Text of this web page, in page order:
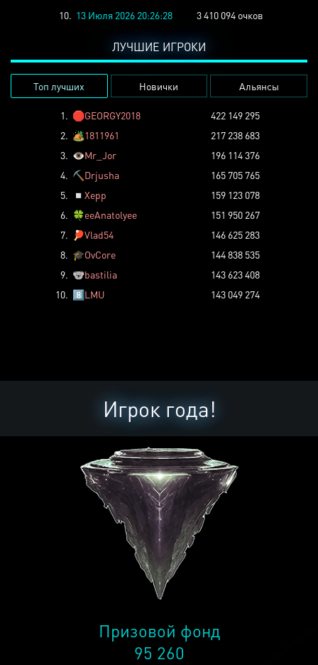
10. 13 Июля 2026 20:26:28 3 410 094 очков
ЛУЧШИЕ ИГРОКИ
Топ лучших Новички Альянсы
1. 🛑GEORGY2018
422 149 295
2. 🏕️1811961
217 238 683
3. 👁️Mr_Jor
196 114 376
4. ⛏️ Drjusha
165 705 765
5.
◽ Xepp
159 123 078
6. 🍀eeAnatolyee
151 950 267
7.
🏓Vlad54
146 625 283
8. 🎓OvCore
144 838 535
9. 🐨bastilia
143 623 408
10. 8️⃣LMU 143 049 274
Игрок года!
Призовой фонд
95 260